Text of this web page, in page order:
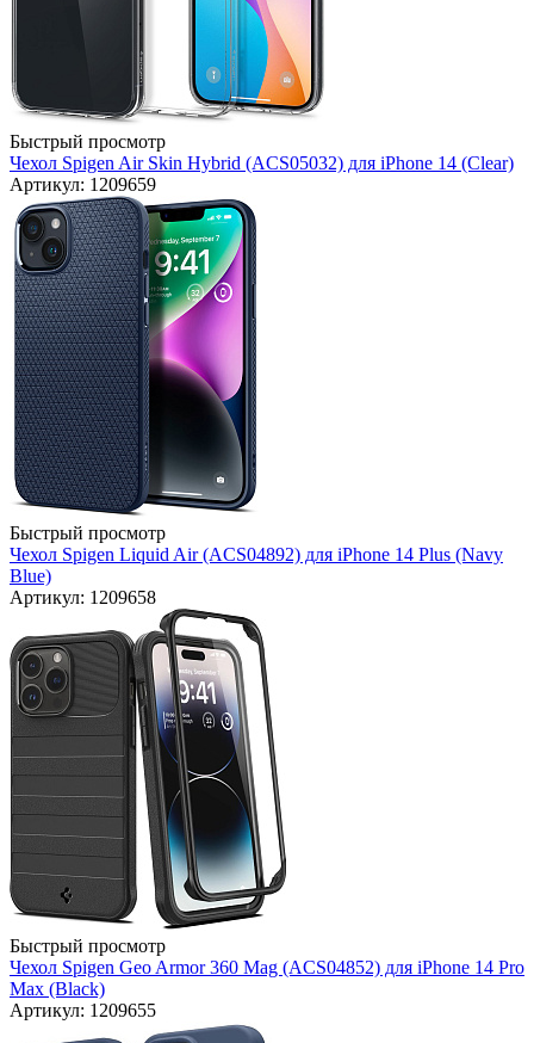
Быстрый просмотр
Чехол Spigen Air Skin Hybrid (ACS05032) для iPhone 14 (Clear)
Артикул: 1209659
Быстрый просмотр
Чехол Spigen Liquid Air (ACS04892) для iPhone 14 Plus (Navy
Blue)
Артикул: 1209658
Быстрый просмотр
Чехол Spigen Geo Armor 360 Mag (ACS04852) для iPhone 14 Pro
Max (Black)
Артикул: 1209655